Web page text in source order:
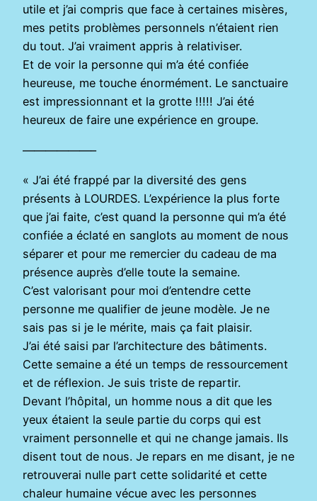
utile et j’ai compris que face à certaines misères,
mes petits problèmes personnels n’étaient rien
du tout. J’ai vraiment appris à relativiser.
Et de voir la personne qui m’a été confiée
heureuse, me touche énormément. Le sanctuaire
est impressionnant et la grotte !!!!! J’ai été
heureux de faire une expérience en groupe.
——————–
« J’ai été frappé par la diversité des gens
présents à LOURDES. L’expérience la plus forte
que j’ai faite, c’est quand la personne qui m’a été
confiée a éclaté en sanglots au moment de nous
séparer et pour me remercier du cadeau de ma
présence auprès d’elle toute la semaine.
C’est valorisant pour moi d’entendre cette
personne me qualifier de jeune modèle. Je ne
sais pas si je le mérite, mais ça fait plaisir.
J’ai été saisi par l’architecture des bâtiments.
Cette semaine a été un temps de ressourcement
et de réflexion. Je suis triste de repartir.
Devant l’hôpital, un homme nous a dit que les
yeux étaient la seule partie du corps qui est
vraiment personnelle et qui ne change jamais. Ils
disent tout de nous. Je repars en me disant, je ne
retrouverai nulle part cette solidarité et cette
chaleur humaine vécue avec les personnes